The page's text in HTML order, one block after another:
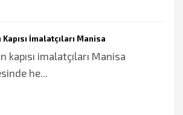
Kapısı İmalatçıları Manisa
kapısı imalatçıları Manisa
he...